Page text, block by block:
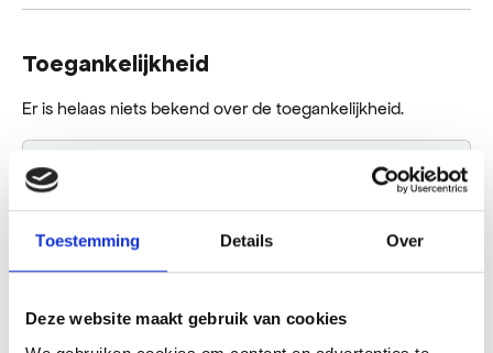
Toestemming Details Over
Deze website maakt gebruik van cookies
Toegankelijkheid
Er is helaas niets bekend over de toegankelijkheid.
Kontakt
TwentyoneWood Bergen
Plein 67
1861 JX Bergen